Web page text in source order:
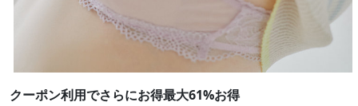
クーポン利用でさらにお得最大61%お得